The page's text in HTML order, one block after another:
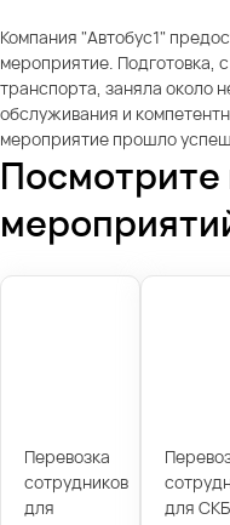
Компания "Автобус1"
мероприятие. Подготовка,
транспорта, заняла около
обслуживания и
мероприятие прошло
Посмотрите
Перевозка
сотрудников
для
для СКБ